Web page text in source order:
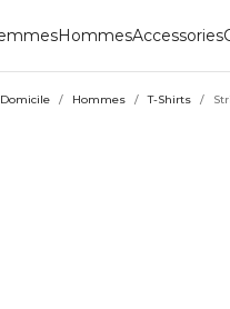
HommesAccessories
Domicile / Hommes / T-Shirts /